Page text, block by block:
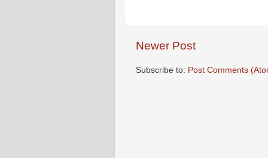
Newer Post
Subscribe to: Post Comments